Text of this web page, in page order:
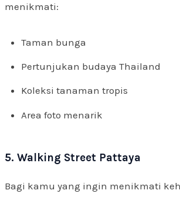
menikmati:
Taman bunga
Pertunjukan budaya Thailand
Koleksi tanaman tropis
Area foto menarik
5. Walking Street Pattaya
Bagi kamu yang ingin menikmati